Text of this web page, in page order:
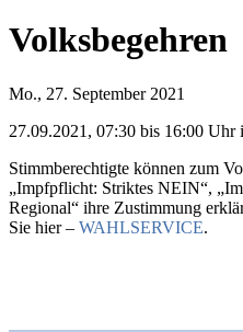
Volksbegehren
Mo., 27. September 2021
27.09.2021, 07:30 bis 16:00 Uhr
Stimmberechtigte können zum
„Impfpflicht: Striktes NEIN“,
Regional“ ihre Zustimmung
Sie hier – WAHLSERVICE.